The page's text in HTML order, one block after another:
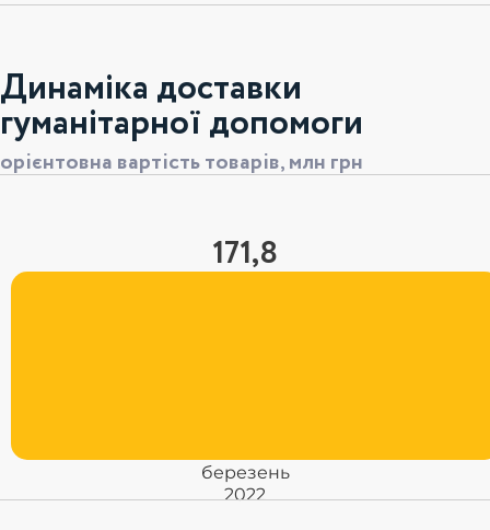
Динаміка доставки
гуманітарної допомоги
орієнтовна вартість товарів, млн грн
171,8
березень
2022